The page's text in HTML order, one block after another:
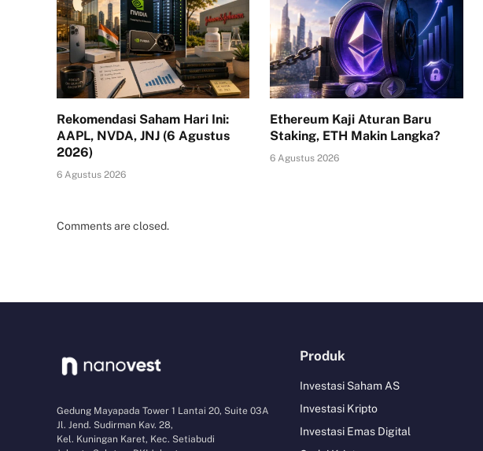
Rekomendasi Saham Hari Ini:
AAPL, NVDA, JNJ (6 Agustus
2026)
6 Agustus 2026
Ethereum Kaji Aturan Baru
Staking, ETH Makin Langka?
6 Agustus 2026
Comments are closed.
Gedung Mayapada Tower 1 Lantai 20, Suite 03A
Jl. Jend. Sudirman Kav. 28,
Kel. Kuningan Karet, Kec. Setiabudi
Produk
Investasi Saham AS
Investasi Kripto
Investasi Emas Digital